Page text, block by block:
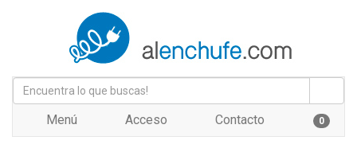
Menú Acceso Contacto 0